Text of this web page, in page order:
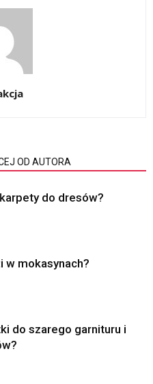
OD AUTORA
do dresów?
w mokasynach?
do szarego garnituru i